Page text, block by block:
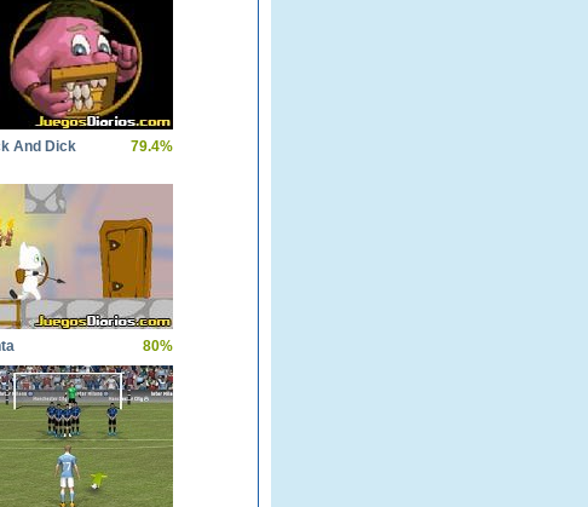
And Dick 79.4%
80%